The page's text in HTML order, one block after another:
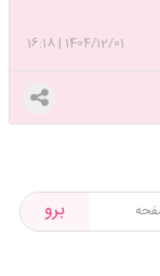
1404/12/01
|
16:18
برو